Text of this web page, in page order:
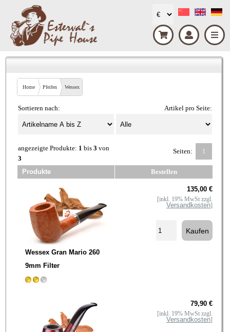
Home Pfeifen Wessex
Sortieren nach: Artikel pro Seite:
angezeigte Produkte: 1 bis 3 von
3
Seiten: 1
Produkte Bestellen
Wessex Gran Mario 260
9mm Filter
135,00 €
[inkl. 19% MwSt zzgl.
Versandkosten]
79,90 €
[inkl. 19% MwSt zzgl.
Versandkosten]